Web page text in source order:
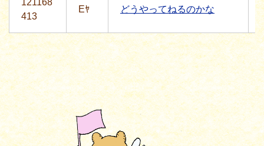
121168
413
Eﾔ どうやってねるのかな